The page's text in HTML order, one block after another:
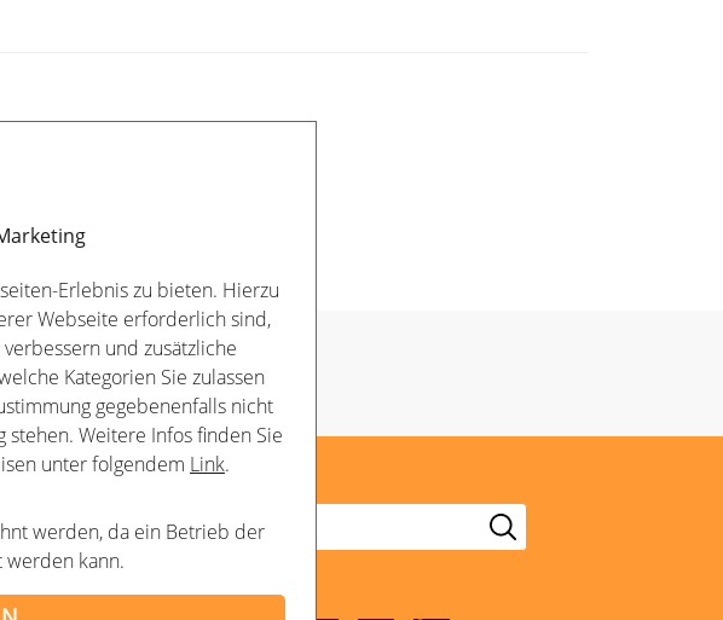
Folge uns
Erlebnis zu bieten. Hierzu
Webseite erforderlich sind,
und zusätzliche
Kategorien Sie zulassen
gegebenenfalls nicht
Weitere Infos finden Sie
unter folgendem Link.
werden, da ein Betrieb der
werden kann.